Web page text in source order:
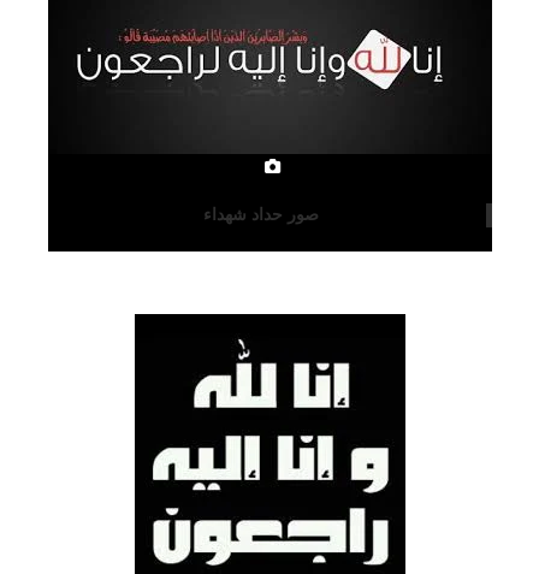
صور حداد شهداء